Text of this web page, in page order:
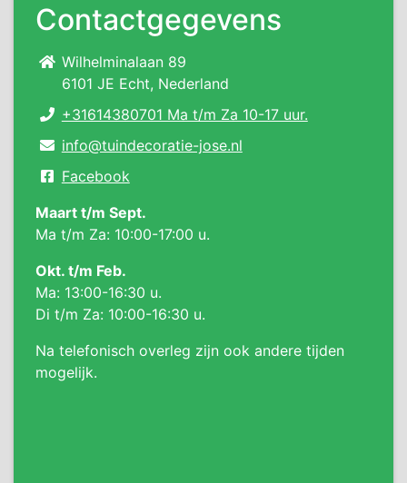
Contactgegevens
Wilhelminalaan 89
6101 JE Echt, Nederland
+31614380701 Ma t/m Za 10-17 uur.
info@tuindecoratie-jose.nl
Facebook
Maart t/m Sept.
Ma t/m Za: 10:00-17:00 u.
Okt. t/m Feb.
Ma: 13:00-16:30 u.
Di t/m Za: 10:00-16:30 u.
Na telefonisch overleg zijn ook andere tijden
mogelijk.